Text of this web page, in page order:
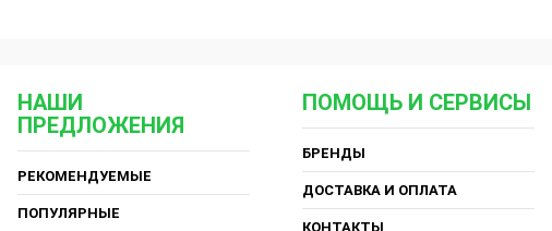
НАШИ
ПРЕДЛОЖЕНИЯ
РЕКОМЕНДУЕМЫЕ
ПОПУЛЯРНЫЕ
ПОМОЩЬ И СЕРВИСЫ
БРЕНДЫ
ДОСТАВКА И ОПЛАТА
КОНТАКТЫ